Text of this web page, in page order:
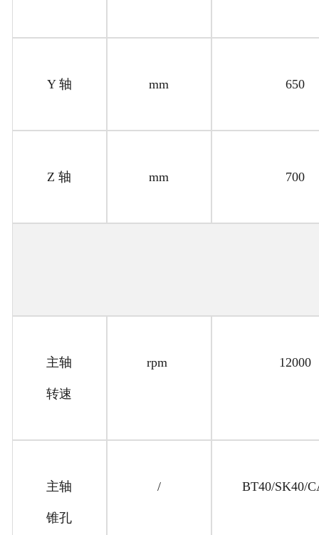
Y 轴 mm 650
Z 轴 mm 700
主轴
转速
rpm 12000
主轴
锥孔
/ BT40/SK40/